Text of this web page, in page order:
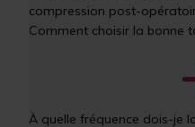
compression post-
Comment choisir la bonne
À quelle fréquence dois-je